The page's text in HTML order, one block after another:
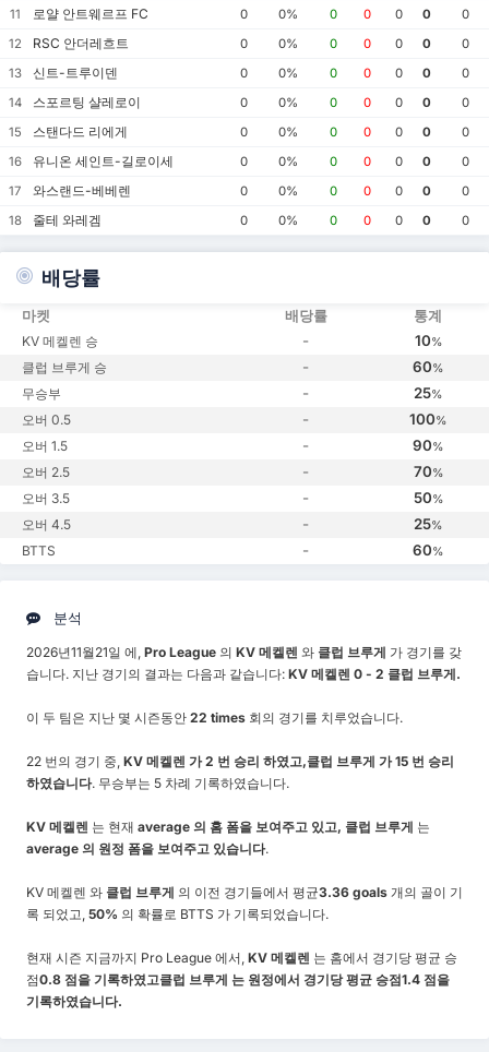
11
로얄 안트웨르프 FC 0 0% 0 0 0 0
0
12
RSC 안더레흐트 0 0% 0 0 0 0
0
13
신트-트루이덴 0 0% 0 0 0 0
0
14
스포르팅 샬레로이 0 0% 0 0 0 0
0
15
스탠다드 리에게 0 0% 0 0 0 0
0
16
유니온 세인트-길로이세 0 0% 0 0 0 0
0
17
와스랜드-베베렌 0 0% 0 0 0 0
0
18
줄테 와레겜 0 0% 0 0 0 0 0
배당률
마켓 배당률 통계
KV 메켈렌 승 - 10%
클럽 브루게 승 - 60%
무승부 - 25%
오버 0.5 - 100%
오버 1.5 - 90%
오버 2.5 - 70%
오버 3.5 - 50%
오버 4.5 - 25%
BTTS - 60%
분석
2026년11월21일 에, Pro League 의 KV 메켈렌 와 클럽 브루게 가 경기를 갖
습니다. 지난 경기의 결과는 다음과 같습니다: KV 메켈렌 0 - 2 클럽 브루게.
이 두 팀은 지난 몇 시즌동안 22 times 회의 경기를 치루었습니다.
22 번의 경기 중, KV 메켈렌 가 2 번 승리 하였고,클럽 브루게 가 15 번 승리
하였습니다. 무승부는 5 차례 기록하였습니다.
KV 메켈렌 는 현재 average 의 홈 폼을 보여주고 있고, 클럽 브루게 는
average 의 원정 폼을 보여주고 있습니다.
KV 메켈렌 와 클럽 브루게 의 이전 경기들에서 평균3.36 goals 개의 골이 기
록 되었고, 50% 의 확률로 BTTS 가 기록되었습니다.
현재 시즌 지금까지 Pro League 에서, KV 메켈렌 는 홈에서 경기당 평균 승
점0.8 점을 기록하였고클럽 브루게 는 원정에서 경기당 평균 승점1.4 점을
기록하였습니다.